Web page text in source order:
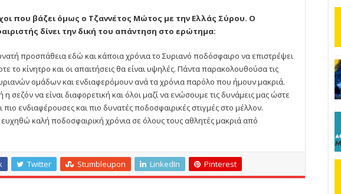
που βάζει όμως ο Τζαννέτος Μώτος με την Ελλάς Σύρου. Ο
δίνει την δική του απάντηση στο ερώτημα:
προσπάθεια εδώ και κάποια χρόνια το Συριανό ποδόσφαιρο να επιστρέψει
το κίνητρο και οι απαιτήσεις θα είναι υψηλές. Πάντα παρακολουθούσα τις
ομάδων και ενδιαφερόμουν ανά τα χρόνια παρόλο που ήμουν μακριά.
η σεζόν να είναι διαφορετική και όλοι μαζί να ενώσουμε τις δυνάμεις μας ώστε
πιο ενδιαφέρουσες και πιο δυνατές ποδοσφαιρικές στιγμές στο μέλλον.
καλή ποδοσφαιρική χρόνια σε όλους τους αθλητές μακριά από
Twitter Stumbleupon LinkedIn Pinterest